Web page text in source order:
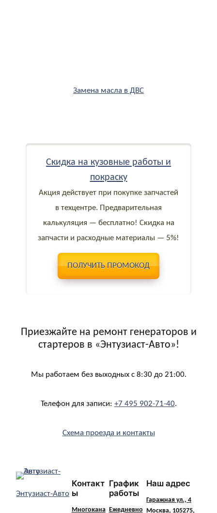
Замена масла в ДВС
Скидка на кузовные работы и
покраску
Акция действует при покупке запчастей
в техцентре. Предварительная
калькуляция — бесплатно! Скидка на
запчасти и расходные материалы — 5%!
ПОЛУЧИТЬ ПРОМОКОД
Приезжайте на ремонт генераторов и
стартеров в «Энтузиаст-Авто»!
Мы работаем без выходных с 8:30 до 21:00.
Телефон для записи: +7 495 902-71-40.
Схема проезда и контакты
Энтузиаст-Авто
Контакт
ы
Многокана
График
работы
Ежедневно
Наш адрес
Гаражная ул., 4
Москва, 105275,